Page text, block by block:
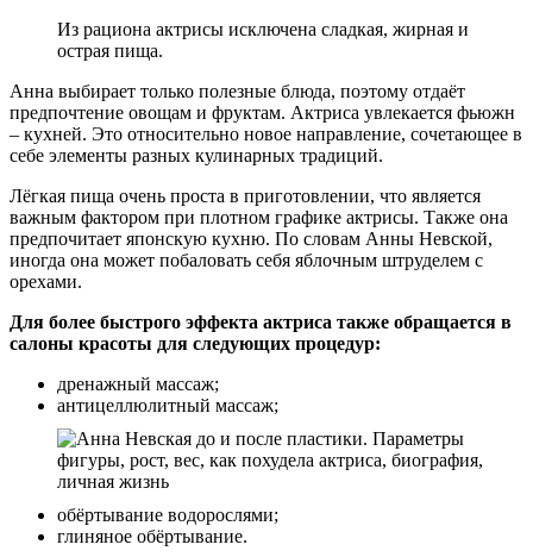
Из рациона актрисы исключена сладкая, жирная и
острая пища.
Анна выбирает только полезные блюда, поэтому отдаёт
предпочтение овощам и фруктам. Актриса увлекается фьюжн
– кухней. Это относительно новое направление, сочетающее в
себе элементы разных кулинарных традиций.
Лёгкая пища очень проста в приготовлении, что является
важным фактором при плотном графике актрисы. Также она
предпочитает японскую кухню. По словам Анны Невской,
иногда она может побаловать себя яблочным штруделем с
орехами.
Для более быстрого эффекта актриса также обращается в
салоны красоты для следующих процедур:
дренажный массаж;
антицеллюлитный массаж;
обёртывание водорослями;
глиняное обёртывание.